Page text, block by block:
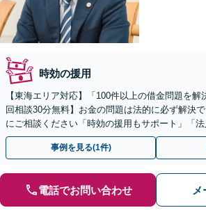
時効の援用
【東海エリア対応】「100件以上の借金問題を解
回相談30分無料】お金の問題は法的に必ず解決
にご相談ください「時効の援用もサポート」「
日夜間相談可】【完全個室制】【分割払い対応】
事例を見る(1件)
電話でお問い合わせ